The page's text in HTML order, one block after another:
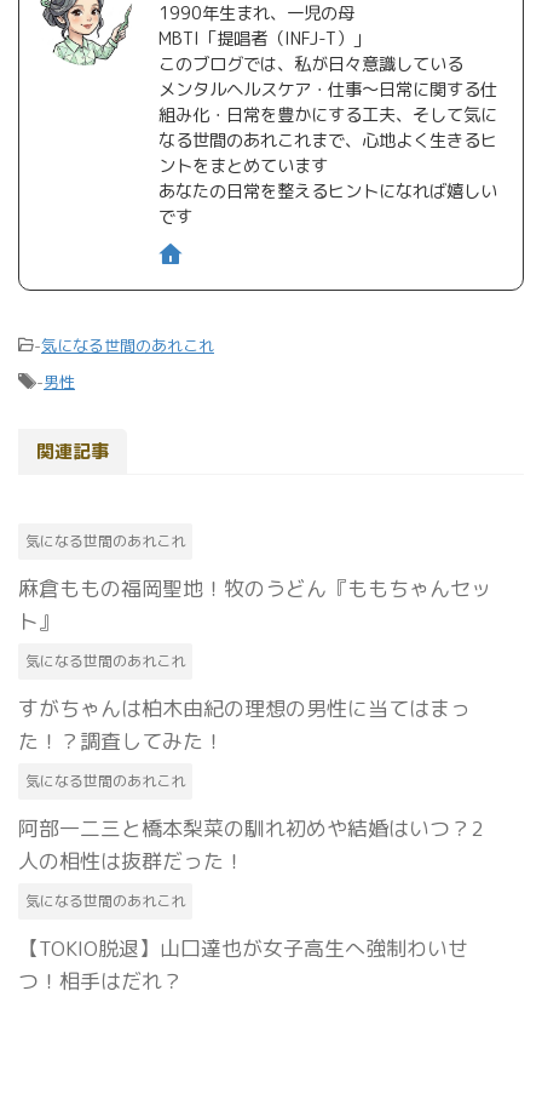
1990年生まれ、一児の母
MBTI「提唱者（INFJ-T）」
このブログでは、私が日々意識している
メンタルヘルスケア・仕事〜日常に関する仕
組み化・日常を豊かにする工夫、そして気に
なる世間のあれこれまで、心地よく生きるヒ
ントをまとめています
あなたの日常を整えるヒントになれば嬉しい
です
-気になる世間のあれこれ
-男性
関連記事
気になる世間のあれこれ
麻倉ももの福岡聖地！牧のうどん『ももちゃんセッ
ト』
気になる世間のあれこれ
すがちゃんは柏木由紀の理想の男性に当てはまっ
た！？調査してみた！
気になる世間のあれこれ
阿部一二三と橋本梨菜の馴れ初めや結婚はいつ？2
人の相性は抜群だった！
気になる世間のあれこれ
【TOKIO脱退】山口達也が女子高生へ強制わいせ
つ！相手はだれ？